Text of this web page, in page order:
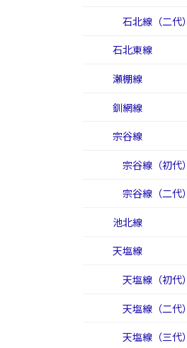
石北線（二代）
石北東線
瀬棚線
釧網線
宗谷線
宗谷線（初代）
宗谷線（二代）
池北線
天塩線
天塩線（初代）
天塩線（二代）
天塩線（三代）